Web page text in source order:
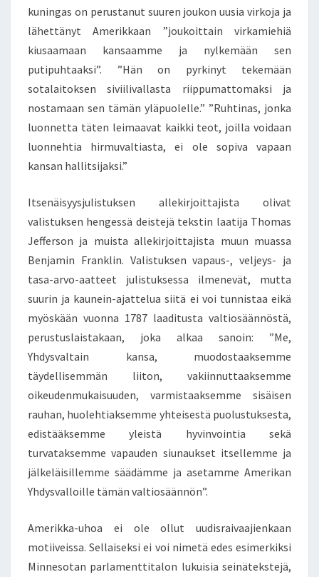
E
N
–
E
T
Ä
J
U
S
U
O
M
N
E
D
U
A
J
A
J
T
T
I
E
M
kuningas on perustanut suuren joukon uusia virkoja ja
lähettänyt Amerikkaan ”joukoittain virkamiehiä
kiusaamaan kansaamme ja nylkemään sen
putipuhtaaksi”. ”Hän on pyrkinyt tekemään
sotalaitoksen siviilivallasta riippumattomaksi ja
nostamaan sen tämän yläpuolelle.” ”Ruhtinas, jonka
luonnetta täten leimaavat kaikki teot, joilla voidaan
luonnehtia hirmuvaltiasta, ei ole sopiva vapaan
kansan hallitsijaksi.”
Itsenäisyysjulistuksen allekirjoittajista olivat
valistuksen hengessä deistejä tekstin laatija Thomas
Jefferson ja muista allekirjoittajista muun muassa
Benjamin Franklin. Valistuksen vapaus-, veljeys- ja
tasa-arvo-aatteet julistuksessa ilmenevät, mutta
suurin ja kaunein-ajattelua siitä ei voi tunnistaa eikä
myöskään vuonna 1787 laaditusta valtiosäännöstä,
perustuslaistakaan, joka alkaa sanoin: ”Me,
Yhdysvaltain kansa, muodostaaksemme
täydellisemmän liiton, vakiinnuttaaksemme
oikeudenmukaisuuden, varmistaaksemme sisäisen
rauhan, huolehtiaksemme yhteisestä puolustuksesta,
edistääksemme yleistä hyvinvointia sekä
turvataksemme vapauden siunaukset itsellemme ja
jälkeläisillemme säädämme ja asetamme Amerikan
Yhdysvalloille tämän valtiosäännön”.
Amerikka-uhoa ei ole ollut uudisraivaajienkaan
motiiveissa. Sellaiseksi ei voi nimetä edes esimerkiksi
Minnesotan parlamenttitalon lukuisia seinätekstejä,